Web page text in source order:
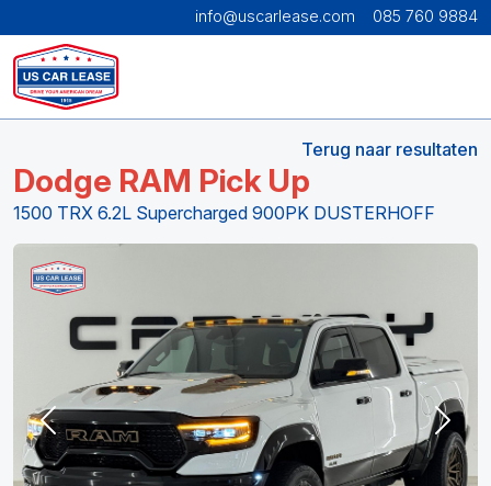
info@uscarlease.com 085 760 9884
Terug naar resultaten
Dodge RAM Pick Up
1500 TRX 6.2L Supercharged 900PK DUSTERHOFF
Previous Next